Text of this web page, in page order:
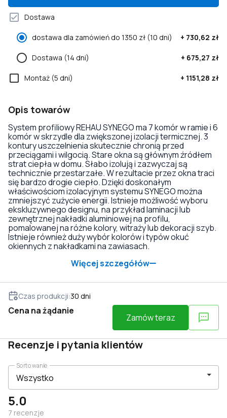
Dostawa
dostawa dla zamówień do 1350 zł (10 dni) + 730,62 zł
Dostawa (14 dni) + 675,27 zł
Montaż (5 dni) + 1151,28 zł
Opis towarów
System profiliowy REHAU SYNEGO ma 7 komór w ramie i 6
komór w skrzydle dla zwiększonej izolacji termicznej. 3
kontury uszczelnienia skutecznie chronią przed
przeciągami i wilgocią. Stare okna są głównym źródłem
strat ciepła w domu. Słabo izolują i zazwyczaj są
technicznie przestarzałe. W rezultacie przez okna traci
się bardzo drogie ciepło. Dzięki doskonałym
właściwościom izolacyjnym systemu SYNEGO można
zmniejszyć zużycie energii. Istnieje możliwość wyboru
ekskluzywnego designu, na przykład laminacji lub
zewnętrznej nakładki aluminiowej na profilu,
pomalowanej na różne kolory, witraży lub dekoracji szyb.
Istnieje również duży wybór kolorów i typów okuć
okiennych z nakładkami na zawiasach.
Więcej szczegółów
Czas produkcji:30 dni
Cena na żądanie
Zamów teraz
Recenzje i pytania klientów
5.0
7 recenzje
Sortowanie